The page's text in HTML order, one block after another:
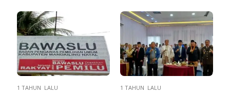
1 TAHUN LALU 1 TAHUN LALU